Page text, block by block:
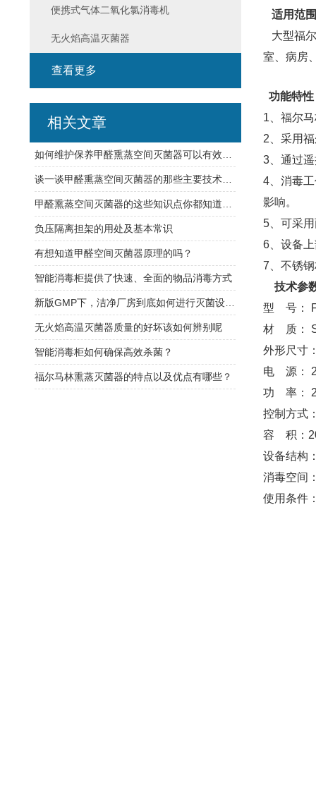
适用范
大型福
室、病房
功能特性
1、福尔
2、采用
3、通过
4、消毒
影响。
5、可采
6、设备
7、不锈
技术参
型 号：
材 质：
外形尺寸
电 源：
功 率：
控制方式
容 积：
设备结构
消毒空间
使用条件
便携式气体二氧化氯消毒机
无火焰高温灭菌器
查看更多
相关文章
负压隔离担架的用处及基本常识
有想知道甲醛空间灭菌器原理的吗？
智能消毒柜提供了快速、全面的物品消毒方式
无火焰高温灭菌器质量的好坏该如何辨别呢
智能消毒柜如何确保高效杀菌？
福尔马林熏蒸灭菌器的特点以及优点有哪些？